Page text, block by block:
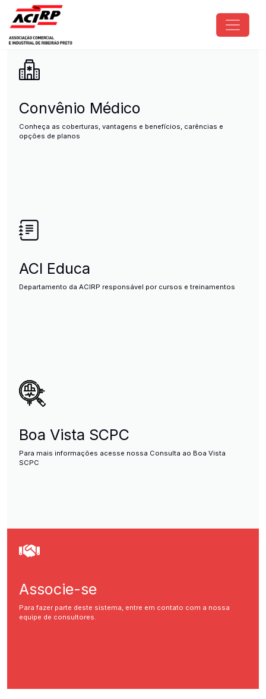
Pular para o conteúdo principal
ACIRP - Associação Comercial
Convênio Médico
Conheça as coberturas, vantagens e benefícios, carências e
opções de planos
ACI Educa
Departamento da ACIRP responsável por cursos e treinamentos
Boa Vista SCPC
Para mais informações acesse nossa Consulta ao Boa Vista
SCPC
Associe-se
Para fazer parte deste sistema, entre em contato com a nossa
equipe de consultores.